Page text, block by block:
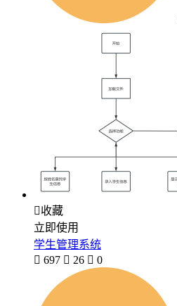
收藏
立即使用
学生管理系统
 697  26  0